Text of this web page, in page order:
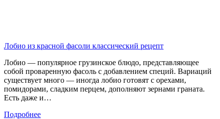
Лобио из красной фасоли классический рецепт
Лобио — популярное грузинское блюдо, представляющее
собой проваренную фасоль с добавлением специй. Вариаций
существует много — иногда лобио готовят с орехами,
помидорами, сладким перцем, дополняют зернами граната.
Есть даже и…
Подробнее